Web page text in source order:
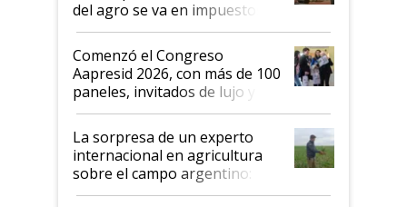
del agro se va en impuestos:
"No es bueno que en
Argentina se sigan discutiendo
las mismas cosas de hace 50
años"
Comenzó el Congreso
Aapresid 2026, con más de 100
paneles, invitados de lujo y
todas las tendencias
La sorpresa de un experto
internacional en agricultura
sobre el campo argentino:
"Estoy muy impresionado"